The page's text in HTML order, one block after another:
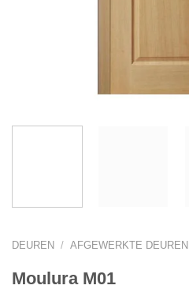
DEUREN / AFGEWERKTE DEUREN
Moulura M01